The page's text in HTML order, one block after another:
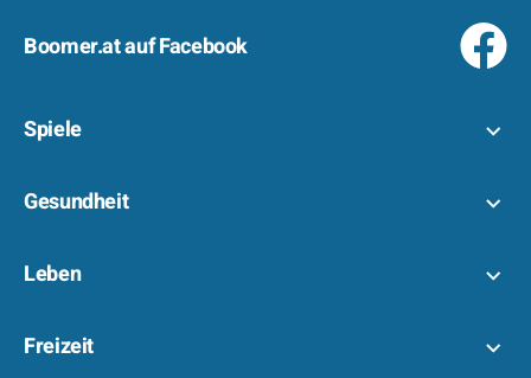
Boomer.at auf Facebook
Spiele
Gesundheit
Leben
Freizeit